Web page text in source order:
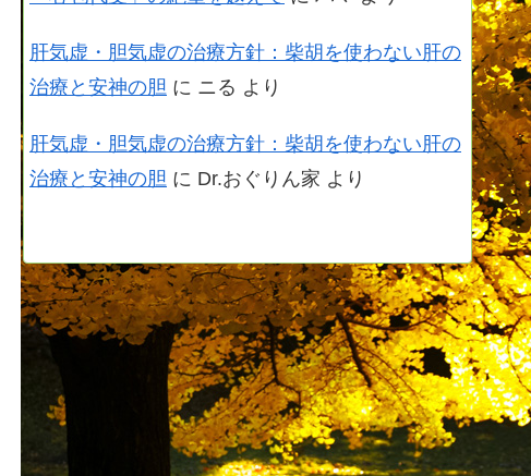
肝気虚・胆気虚の治療方針：柴胡を使わない肝の
治療と安神の胆 に ニる より
肝気虚・胆気虚の治療方針：柴胡を使わない肝の
治療と安神の胆 に Dr.おぐりん家 より